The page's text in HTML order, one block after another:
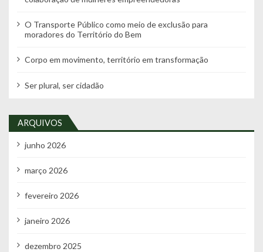
O Transporte Público como meio de exclusão para
moradores do Território do Bem
Corpo em movimento, território em transformação
Ser plural, ser cidadão
ARQUIVOS
junho 2026
março 2026
fevereiro 2026
janeiro 2026
dezembro 2025